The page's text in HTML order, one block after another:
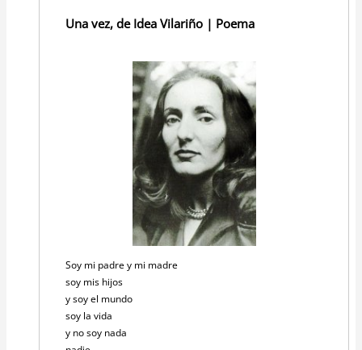
Una vez, de Idea Vilariño | Poema
Soy mi padre y mi madre
soy mis hijos
y soy el mundo
soy la vida
y no soy nada